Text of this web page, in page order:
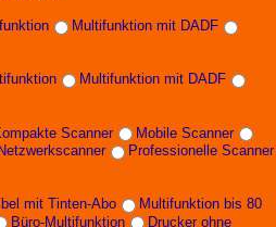
Multifunktion mit DADF
Multifunktion mit DADF
Scanner
Mobile Scanner
Netzwerkscanner
Professionelle Scanner
mit Tinten-Abo
Multifunktion bis 80
Büro-Multifunktion Drucker ohne